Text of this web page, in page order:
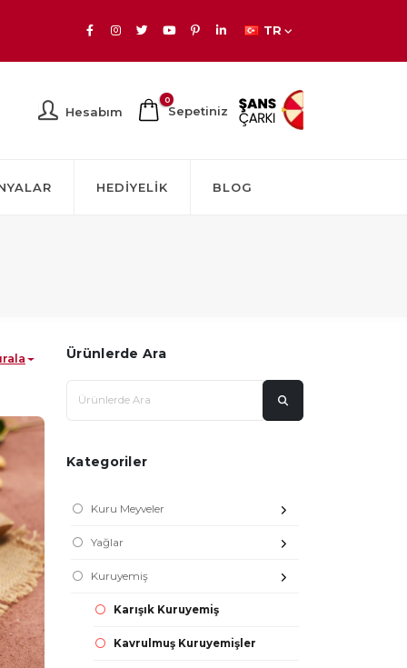
TR
Hesabım
0
Sepetiniz
HEDIYELIK BLOG
Ürünlerde Ara
Kategoriler
Kuru Meyveler
Yağlar
Kuruyemiş
Karışık Kuruyemiş
Kavrulmuş Kuruyemişler